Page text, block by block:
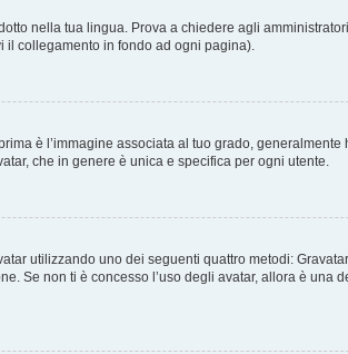
nella tua lingua. Prova a chiedere agli
collegamento in fondo ad ogni pagina).
è l’immagine associata al tuo grado,
che in genere è unica e specifica per ogni utente.
utilizzando uno dei seguenti quattro metodi:
Se non ti è concesso l’uso degli avatar, allora è una